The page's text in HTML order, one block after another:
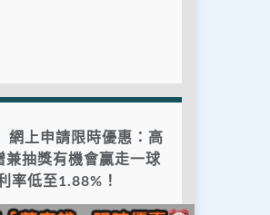
網上申請限時優惠：高
抽獎有機會贏走一球
率低至1.88%！